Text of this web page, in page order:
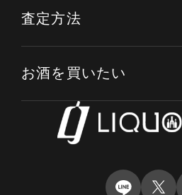
査定方法
お酒を買いたい
LINE査定